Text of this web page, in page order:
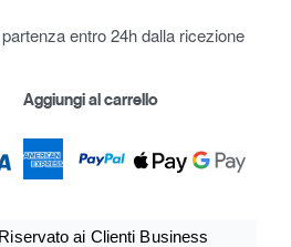
partenza entro 24h dalla ricezione
Aggiungi al carrello
ai Clienti Business